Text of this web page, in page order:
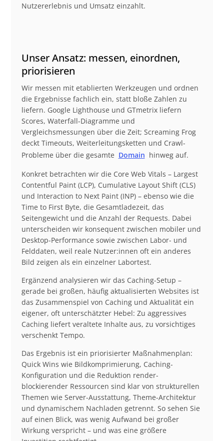
Nutzererlebnis und Umsatz einzahlt.
Unser Ansatz: messen, einordnen,
priorisieren
Wir messen mit etablierten Werkzeugen und ordnen
die Ergebnisse fachlich ein, statt bloße Zahlen zu
liefern. Google Lighthouse und GTmetrix liefern
Scores, Waterfall-Diagramme und
Vergleichsmessungen über die Zeit; Screaming Frog
deckt Timeouts, Weiterleitungsketten und Crawl-
Probleme über die gesamte Domain hinweg auf.
Konkret betrachten wir die Core Web Vitals – Largest
Contentful Paint (LCP), Cumulative Layout Shift (CLS)
und Interaction to Next Paint (INP) – ebenso wie die
Time to First Byte, die Gesamtladezeit, das
Seitengewicht und die Anzahl der Requests. Dabei
unterscheiden wir konsequent zwischen mobiler und
Desktop-Performance sowie zwischen Labor- und
Felddaten, weil reale Nutzer:innen oft ein anderes
Bild zeigen als ein einzelner Labortest.
Ergänzend analysieren wir das Caching-Setup –
gerade bei großen, häufig aktualisierten Websites ist
das Zusammenspiel von Caching und Aktualität ein
eigener, oft unterschätzter Hebel: Zu aggressives
Caching liefert veraltete Inhalte aus, zu vorsichtiges
verschenkt Tempo.
Das Ergebnis ist ein priorisierter Maßnahmenplan:
Quick Wins wie Bildkomprimierung, Caching-
Konfiguration und die Reduktion render-
blockierender Ressourcen sind klar von strukturellen
Themen wie Server-Ausstattung, Theme-Architektur
und dynamischem Nachladen getrennt. So sehen Sie
auf einen Blick, was wenig Aufwand bei großer
Wirkung verspricht – und was eine größere